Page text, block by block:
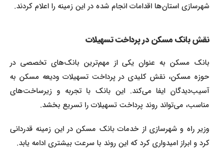
شهرسازی استان‌ها اقدامات انجام شده در این زمینه را اعلام کردند.
نقش بانک مسکن در پرداخت تسهیلات
بانک مسکن به عنوان یکی از مهم‌ترین بانک‌های تخصصی در
حوزه مسکن، نقش کلیدی در پرداخت تسهیلات ودیعه مسکن به
آسیب‌دیدگان ایفا می‌کند. این بانک با تجربه و زیرساخت‌های
مناسب، می‌تواند روند پرداخت تسهیلات را تسریع بخشد.
وزیر راه و شهرسازی از خدمات بانک مسکن در این زمینه قدردانی
کرد و ابراز امیدواری کرد که این روند با سرعت بیشتری ادامه یابد.